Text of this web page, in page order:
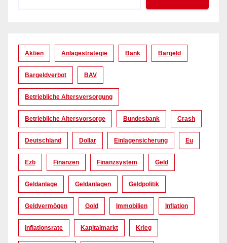
Aktien Anlagestrategie Bank Bargeld
Bargeldverbot BAV
Betriebliche Altersversorgung
Betriebliche Altersvorsorge Bundesbank Crash
Deutschland Dollar Einlagensicherung Eu
Ezb Finanzen Finanzsystem Geld
Geldanlage Geldanlagen Geldpolitik
Geldvermögen Gold Immobilien Inflation
Inflationsrate Kapitalmarkt Krieg